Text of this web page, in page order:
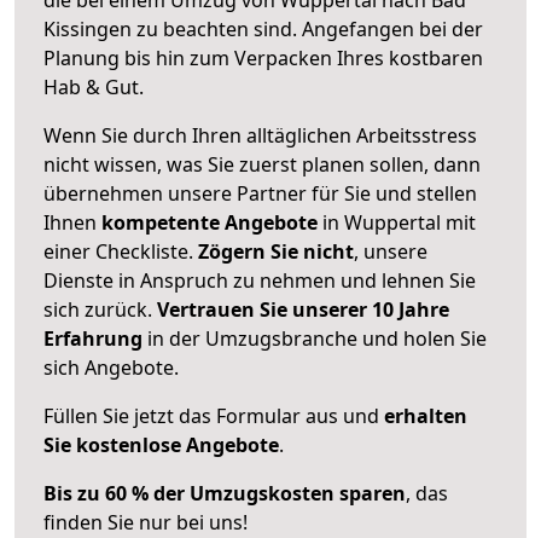
Kissingen zu beachten sind. Angefangen bei der
Planung bis hin zum Verpacken Ihres kostbaren
Hab & Gut.
Wenn Sie durch Ihren alltäglichen Arbeitsstress
nicht wissen, was Sie zuerst planen sollen, dann
übernehmen unsere Partner für Sie und stellen
Ihnen kompetente Angebote in Wuppertal mit
einer Checkliste. Zögern Sie nicht, unsere
Dienste in Anspruch zu nehmen und lehnen Sie
sich zurück. Vertrauen Sie unserer 10 Jahre
Erfahrung in der Umzugsbranche und holen Sie
sich Angebote.
Füllen Sie jetzt das Formular aus und erhalten
Sie kostenlose Angebote.
Bis zu 60 % der Umzugskosten sparen, das
finden Sie nur bei uns!